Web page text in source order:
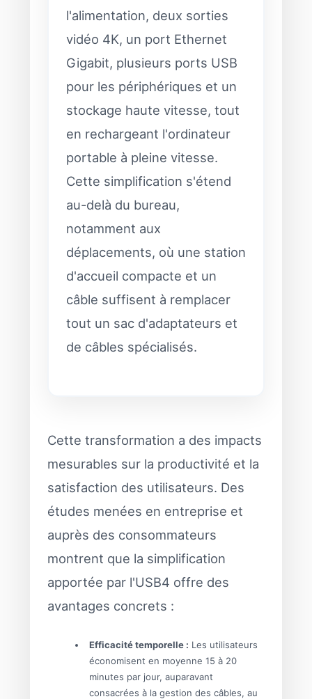
l'alimentation, deux sorties
vidéo 4K, un port Ethernet
Gigabit, plusieurs ports USB
pour les périphériques et un
stockage haute vitesse, tout
en rechargeant l'ordinateur
portable à pleine vitesse.
Cette simplification s'étend
au-delà du bureau,
notamment aux
déplacements, où une station
d'accueil compacte et un
câble suffisent à remplacer
tout un sac d'adaptateurs et
de câbles spécialisés.
Cette transformation a des impacts
mesurables sur la productivité et la
satisfaction des utilisateurs. Des
études menées en entreprise et
auprès des consommateurs
montrent que la simplification
apportée par l'USB4 offre des
avantages concrets :
Efficacité temporelle : Les utilisateurs
économisent en moyenne 15 à 20
minutes par jour, auparavant
consacrées à la gestion des câbles, au